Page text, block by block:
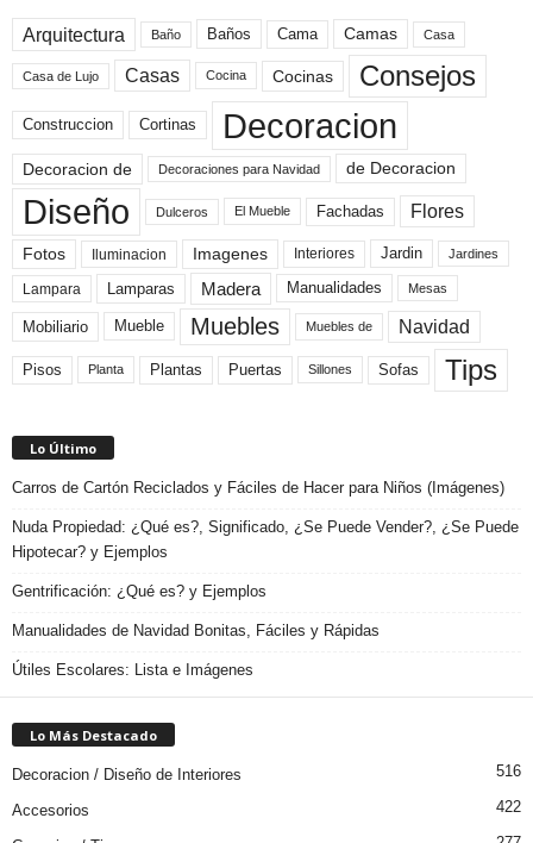
Arquitectura Baño Baños Cama Camas Casa
Casa de Lujo Casas Cocina Cocinas Consejos
Construccion Cortinas Decoracion
Decoracion de Decoraciones para Navidad de Decoracion
Diseño Dulceros El Mueble Fachadas Flores
Fotos Iluminacion Imagenes Interiores Jardin Jardines
Lampara Lamparas Madera Manualidades Mesas
Mobiliario Mueble Muebles Muebles de Navidad
Pisos Planta Plantas Puertas Sillones Sofas Tips
Lo Último
Carros de Cartón Reciclados y Fáciles de Hacer para Niños (Imágenes)
Nuda Propiedad: ¿Qué es?, Significado, ¿Se Puede Vender?, ¿Se Puede
Hipotecar? y Ejemplos
Gentrificación: ¿Qué es? y Ejemplos
Manualidades de Navidad Bonitas, Fáciles y Rápidas
Útiles Escolares: Lista e Imágenes
Lo Más Destacado
Decoracion / Diseño de Interiores 516
Accesorios 422